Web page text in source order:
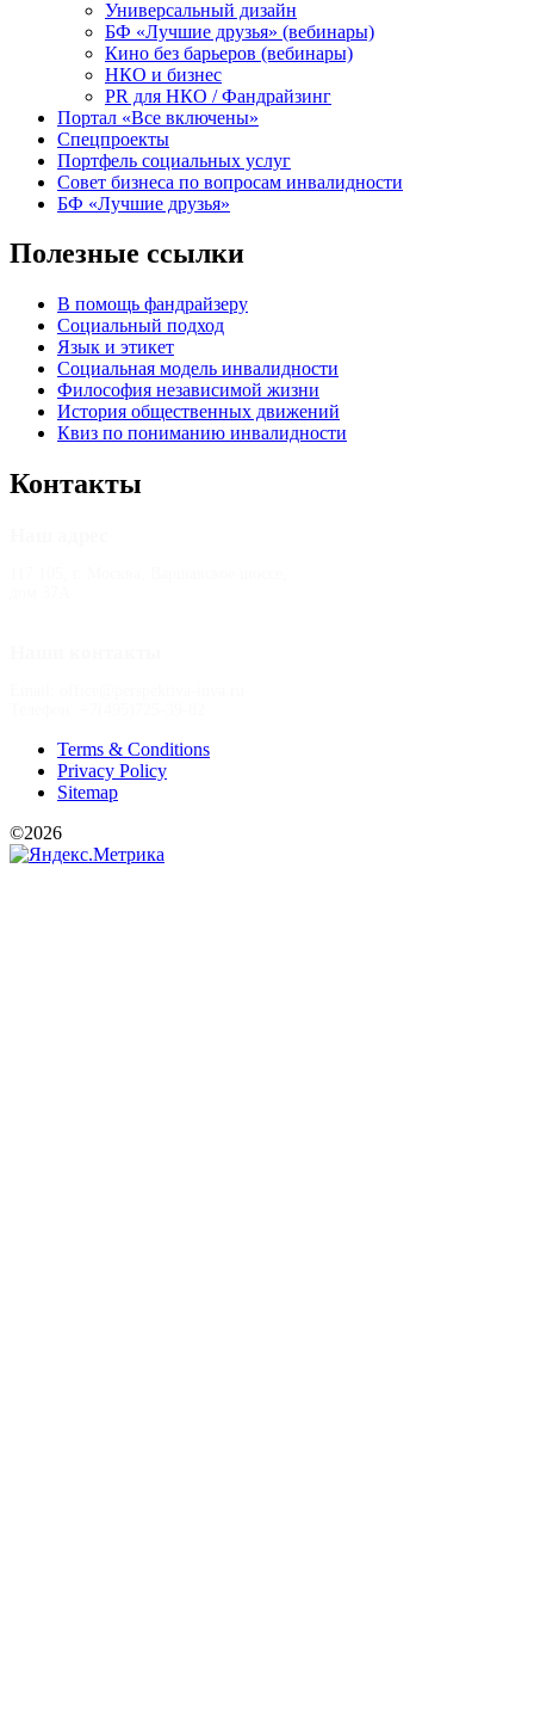
Универсальный дизайн
БФ «Лучшие друзья» (вебинары)
Кино без барьеров (вебинары)
НКО и бизнес
PR для НКО / Фандрайзинг
Портал «Все включены»
Спецпроекты
Портфель социальных услуг
Совет бизнеса по вопросам инвалидности
БФ «Лучшие друзья»
Полезные ссылки
В помощь фандрайзеру
Социальный подход
Язык и этикет
Социальная модель инвалидности
Философия независимой жизни
История общественных движений
Квиз по пониманию инвалидности
Контакты
Terms & Conditions
Privacy Policy
Sitemap
©2026